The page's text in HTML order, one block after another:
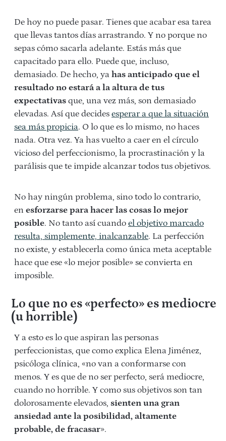
De hoy no puede pasar. Tienes que acabar esa tarea
que llevas tantos días arrastrando. Y no porque no
sepas cómo sacarla adelante. Estás más que
capacitado para ello. Puede que, incluso,
demasiado. De hecho, ya has anticipado que el
resultado no estará a la altura de tus
expectativas que, una vez más, son demasiado
elevadas. Así que decides esperar a que la situación
sea más propicia. O lo que es lo mismo, no haces
nada. Otra vez. Ya has vuelto a caer en el círculo
vicioso del perfeccionismo, la procrastinación y la
parálisis que te impide alcanzar todos tus objetivos.
No hay ningún problema, sino todo lo contrario,
en esforzarse para hacer las cosas lo mejor
posible. No tanto así cuando el objetivo marcado
resulta, simplemente, inalcanzable. La perfección
no existe, y establecerla como única meta aceptable
hace que ese «lo mejor posible» se convierta en
imposible.
Lo que no es «perfecto» es mediocre
(u horrible)
Y a esto es lo que aspiran las personas
perfeccionistas, que como explica Elena Jiménez,
psicóloga clínica, «no van a conformarse con
menos. Y es que de no ser perfecto, será mediocre,
cuando no horrible. Y como sus objetivos son tan
dolorosamente elevados, sienten una gran
ansiedad ante la posibilidad, altamente
probable, de fracasar».